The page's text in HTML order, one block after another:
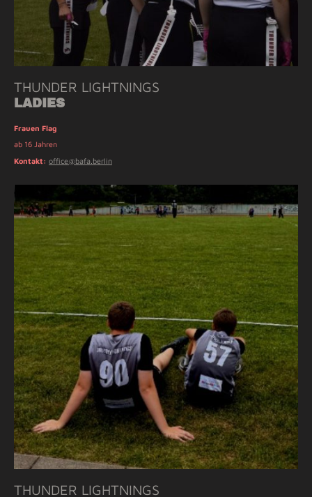
THUNDER LIGHTNINGS
LADIES
Frauen Flag
ab 16 Jahren
Kontakt: office@bafa.berlin
THUNDER LIGHTNINGS